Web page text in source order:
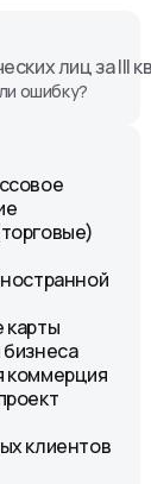
лиц за III
ошибку?
карты
коммерция
клиентов